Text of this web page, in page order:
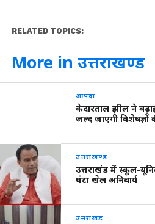
RELATED TOPICS:
More in उत्तराखण्ड
आपदा
केदारताल झील ने
जल्द जाएगी विशेषज्ञों
उत्तराखण्ड
उत्तराखंड में स्कूल-
घंटा खेल अनिवार्य
उत्तराखंड